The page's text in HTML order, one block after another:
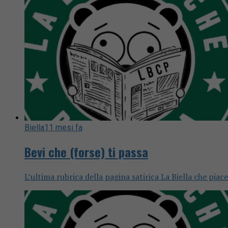
Biella11 mesi fa
Bevi che (forse) ti passa
L’ultima rubrica della pagina satirica La Biella che